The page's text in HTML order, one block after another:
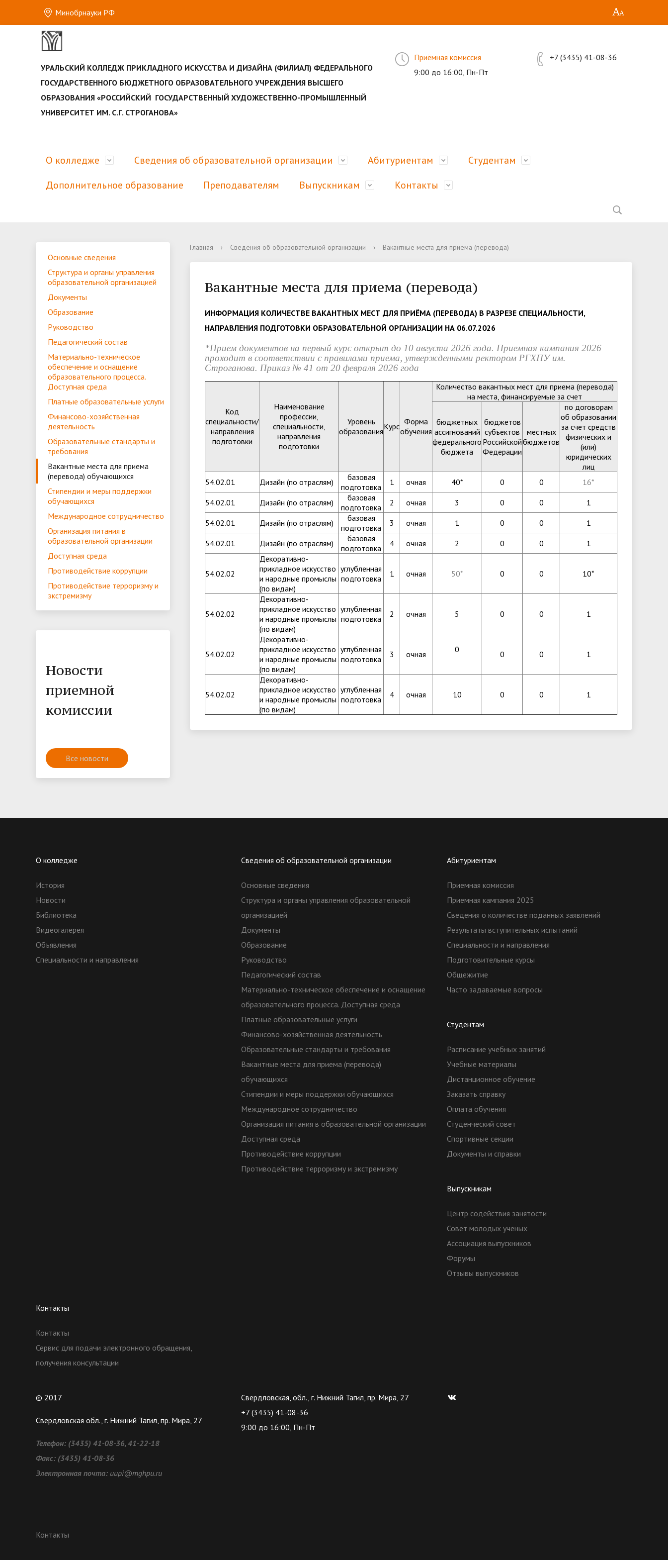
Минобрнауки РФ
УРАЛЬСКИЙ КОЛЛЕДЖ ПРИКЛАДНОГО ИСКУССТВА И ДИЗАЙНА (ФИЛИАЛ) ФЕДЕРАЛЬНОГО
ГОСУДАРСТВЕННОГО БЮДЖЕТНОГО ОБРАЗОВАТЕЛЬНОГО УЧРЕЖДЕНИЯ ВЫСШЕГО
ОБРАЗОВАНИЯ «РОССИЙСКИЙ ГОСУДАРСТВЕННЫЙ ХУДОЖЕСТВЕННО-ПРОМЫШЛЕННЫЙ
УНИВЕРСИТЕТ ИМ. С.Г. СТРОГАНОВА»
Приёмная комиссия
9:00 до 16:00, Пн-Пт
+7 (3435) 41-08-36
О колледже
Новости Библиотека
Видеогалерея
Объявления
Сведения об образовательной организации
Структура и органы управления
образовательной организацией
Документы
Образование
Материально-техническое
обеспечение и оснащение
образовательного процесса.
Доступная среда
Платные образовательные услуги
Финансово-хозяйственная
Стипендии и меры поддержки
образовательной организации
Доступная среда
Противодействие коррупции
Противодействие терроризму и
Абитуриентам
Приемная кампания 2025
Сведения о количестве поданных
заявлений
Результаты вступительных
испытаний
Специальности и направления
Подготовительные курсы
Студентам
Учебные материалы Дистанционное обучение
Заказать справку
Оплата обучения
Дополнительное образование Преподавателям Выпускникам
Совет молодых ученых Ассоциация выпускников
Форумы
Отзывы выпускников
Контакты
Сервис для подачи электронного
обращения, получения
Основные сведения
Структура и органы управления
образовательной организацией
Документы
Образование
Руководство
Педагогический состав
Материально-техническое
обеспечение и оснащение
образовательного процесса.
Доступная среда
Платные образовательные услуги
Финансово-хозяйственная
деятельность
Образовательные стандарты и
требования
Вакантные места для приема
(перевода) обучающихся
Стипендии и меры поддержки
обучающихся
Международное сотрудничество
Организация питания в
образовательной организации
Доступная среда
Противодействие коррупции
Противодействие терроризму и
экстремизму
Новости
приемной
комиссии
Все новости
Главная › Сведения об образовательной организации › Вакантные места для приема (перевода)
Вакантные места для приема (перевода)
ИНФОРМАЦИЯ КОЛИЧЕСТВЕ ВАКАНТНЫХ МЕСТ ДЛЯ ПРИЁМА (ПЕРЕВОДА) В РАЗРЕЗЕ СПЕЦИАЛЬНОСТИ,
НАПРАВЛЕНИЯ ПОДГОТОВКИ ОБРАЗОВАТЕЛЬНОЙ ОРГАНИЗАЦИИ НА 06.07.2026
*Прием документов на первый курс открыт до 10 августа 2026 года. Приемная кампания 2026
проходит в соответствии с правилами приема, утвержденными ректором РГХПУ им.
Строганова. Приказ № 41 от 20 февраля 2026 года
Код
специальности/
направления
подготовки
Наименование
профессии,
специальности,
направления
подготовки
Уровень
образованияКурс Форма
обучения
Количество вакантных мест для приема (перевода)
на места, финансируемые за счет
бюджетных
ассигнований
федерального
бюджета
бюджетов
субъектов
Российской
Федерации
местных
бюджетов
по договорам
об образовании
за счет средств
физических и
(или)
юридических
лиц
54.02.01
Дизайн (по отраслям)
базовая
подготовка
1 очная 40* 0 0 16*
54.02.01 Дизайн (по отраслям)
базовая
подготовка
2 очная 3 0 0 1
54.02.01 Дизайн (по отраслям)
базовая
подготовка
3 очная 1 0 0 1
54.02.01 Дизайн (по отраслям)
базовая
подготовка
4 очная 2 0 0 1
54.02.02
Декоративно-
прикладное искусство
и народные промыслы
(по видам)
углубленная
подготовка
1 очная 50* 0 0 10*
54.02.02
Декоративно-
прикладное искусство
и народные промыслы
(по видам)
углубленная
подготовка
2 очная 5 0 0 1
54.02.02
Декоративно-
прикладное искусство
и народные промыслы
(по видам)
углубленная
подготовка
3 очная 0 0 0 1
54.02.02
Декоративно-
прикладное искусство
и народные промыслы
(по видам)
углубленная
подготовка
4 очная 10 0 0 1
О колледже
История
Новости
Библиотека
Видеогалерея
Объявления
Специальности и направления
Сведения об образовательной организации
Основные сведения
Структура и органы управления образовательной
организацией
Документы
Образование
Руководство
Педагогический состав
Материально-техническое обеспечение и оснащение
образовательного процесса. Доступная среда
Платные образовательные услуги
Финансово-хозяйственная деятельность
Образовательные стандарты и требования
Вакантные места для приема (перевода)
обучающихся
Стипендии и меры поддержки обучающихся
Международное сотрудничество
Организация питания в образовательной организации
Доступная среда
Противодействие коррупции
Противодействие терроризму и экстремизму
Абитуриентам
Приемная комиссия
Приемная кампания 2025
Сведения о количестве поданных заявлений
Результаты вступительных испытаний
Специальности и направления
Подготовительные курсы
Общежитие
Часто задаваемые вопросы
Студентам
Расписание учебных занятий
Учебные материалы
Дистанционное обучение
Заказать справку
Оплата обучения
Студенческий совет
Спортивные секции
Документы и справки
Выпускникам
Центр содействия занятости
Совет молодых ученых
Ассоциация выпускников
Форумы
Отзывы выпускников
Контакты
Контакты
Сервис для подачи электронного обращения,
получения консультации
© 2017
Свердловская обл., г. Нижний Тагил, пр. Мира, 27
Телефон: (3435) 41-08-36, 41-22-18
Факс: (3435) 41-08-36
Электронная почта: uupi@mghpu.ru
Контакты
Свердловская, обл., г. Нижний Тагил, пр. Мира, 27
+7 (3435) 41-08-36
9:00 до 16:00, Пн-Пт